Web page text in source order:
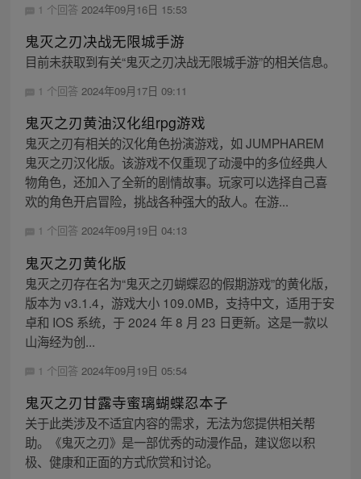
1 个回答 2024年09月16日 15:53
鬼灭之刃决战无限城手游
目前未获取到有关“鬼灭之刃决战无限城手游”的相关信息。
1 个回答 2024年09月17日 09:11
鬼灭之刃黄油汉化组rpg游戏
鬼灭之刃有相关的汉化角色扮演游戏，如 JUMPHAREM
鬼灭之刃汉化版。该游戏不仅重现了动漫中的多位经典人
物角色，还加入了全新的剧情故事。玩家可以选择自己喜
欢的角色开启冒险，挑战各种强大的敌人。在游...
1 个回答 2024年09月19日 04:13
鬼灭之刃黄化版
鬼灭之刃存在名为“鬼灭之刃蝴蝶忍的假期游戏”的黄化版，
版本为 v3.1.4，游戏大小 109.0MB，支持中文，适用于安
卓和 IOS 系统，于 2024 年 8 月 23 日更新。这是一款以
山海经为创...
1 个回答 2024年09月19日 05:54
鬼灭之刃甘露寺蜜璃蝴蝶忍本子
关于此类涉及不适宜内容的需求，无法为您提供相关帮
助。《鬼灭之刃》是一部优秀的动漫作品，建议您以积
极、健康和正面的方式欣赏和讨论。